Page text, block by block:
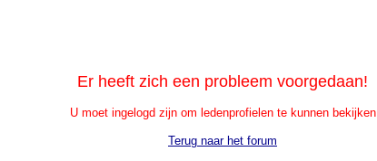
Er heeft zich een probleem voorgedaan!
U moet ingelogd zijn om ledenprofielen te kunnen bekijken
Terug naar het forum